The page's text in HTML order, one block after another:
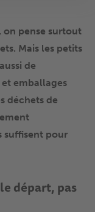
on pense surtout
Mais les petits
de
emballages
déchets de
suffisent pour
départ, pas